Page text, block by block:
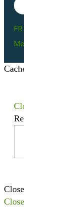
FR BIO 10 - 66055
Mentions légales
Cacher les filtres
Close
Recherchez
Close
Close